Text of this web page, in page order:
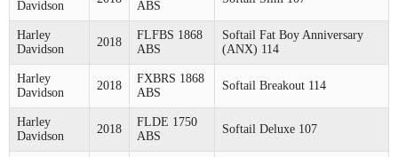
Davidson
ABS
Harley
Davidson
2018
FLFBS 1868
ABS
Softail Fat Boy Anniversary
(ANX) 114
Harley
Davidson
2018
FXBRS 1868
ABS
Softail Breakout 114
Harley
Davidson
2018
FLDE 1750
ABS
Softail Deluxe 107